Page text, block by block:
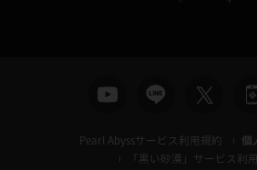
Pearl Abyssサービス利用規約
個
「黒い砂漠」サービス利